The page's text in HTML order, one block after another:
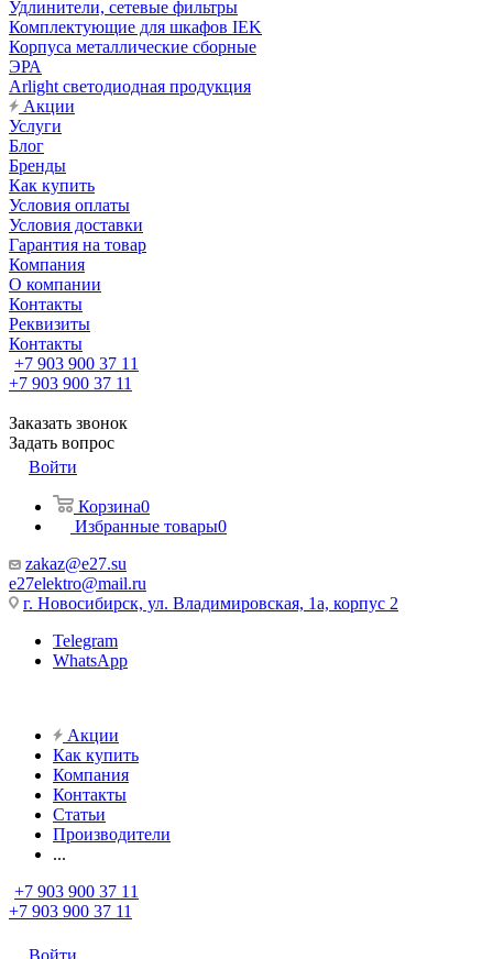
Удлинители, сетевые фильтры
Комплектующие для шкафов IEK
Корпуса металлические сборные
ЭРА
Arlight светодиодная продукция
Акции
Услуги
Блог
Бренды
Как купить
Условия оплаты
Условия доставки
Гарантия на товар
Компания
О компании
Контакты
Реквизиты
Контакты
+7 903 900 37 11
+7 903 900 37 11
Заказать звонок
Задать вопрос
Войти
Корзина0
Избранные товары0
zakaz@e27.su
e27elektro@mail.ru
г. Новосибирск, ул. Владимировская, 1а, корпус 2
Telegram
WhatsApp
Акции
Как купить
Компания
Контакты
Статьи
Производители
...
+7 903 900 37 11
+7 903 900 37 11
Войти